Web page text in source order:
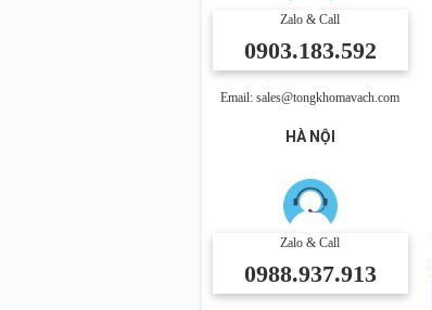
Zalo & Call
0903.183.592
Email: sales@tongkhomavach.com
HÀ NỘI
Zalo & Call
0988.937.913